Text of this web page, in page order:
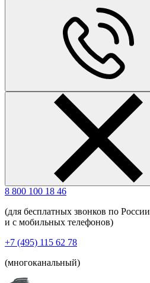
8 800 100 18 46
(для бесплатных звонков по России
и с мобильных телефонов)
+7 (495) 115 62 78
(многоканальный)